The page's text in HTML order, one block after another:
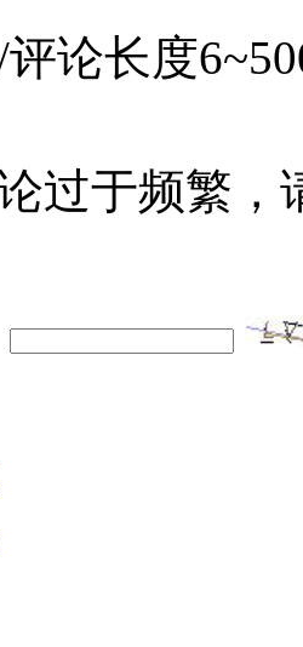
论长度
过于频繁，